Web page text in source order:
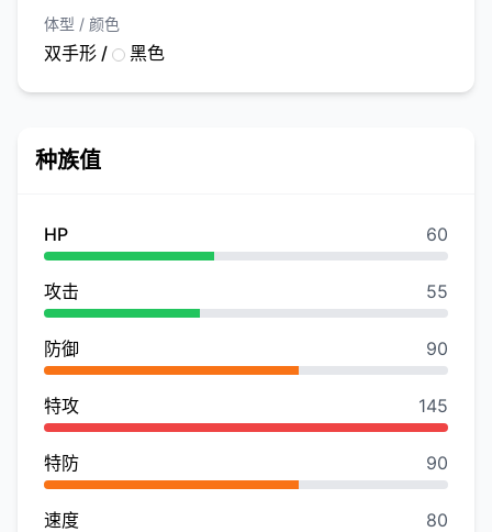
体型 / 颜色
双手形 / 黑色
种族值
HP 60
攻击 55
防御 90
特攻 145
特防 90
速度 80